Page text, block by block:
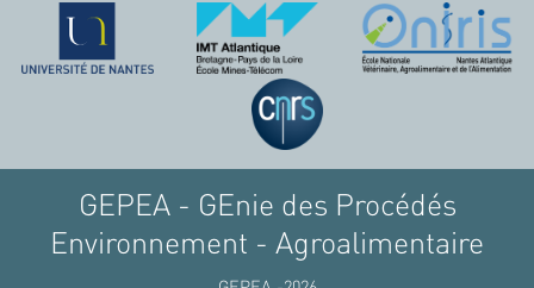
GEPEA - GEnie des Procédés
Environnement - Agroalimentaire